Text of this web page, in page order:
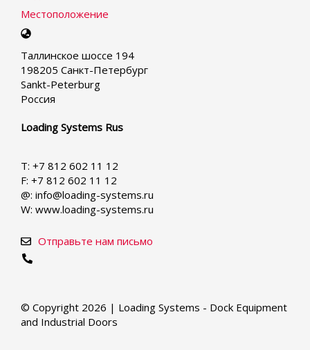
Местоположение
Select
language
Таллинское шоссе 194
198205 Санкт-Петербург
Sankt-Peterburg
Россия
Loading Systems Rus
T: +7 812 602 11 12
F: +7 812 602 11 12
@: info@loading-systems.ru
W: www.loading-systems.ru
Отправьте нам письмо
© Copyright 2026 | Loading Systems - Dock Equipment
and Industrial Doors